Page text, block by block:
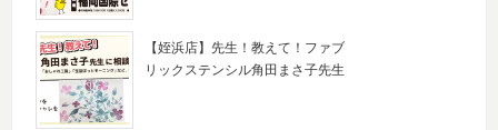
【姪浜店】先生！教えて！ファブ
リックステンシル角田まさ子先生